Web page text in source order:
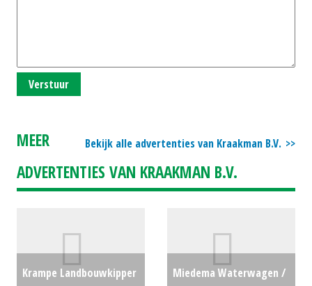
Verstuur
Bekijk alle advertenties van Kraakman B.V.
MEER
ADVERTENTIES VAN KRAAKMAN B.V.
Krampe Landbouwkipper
Miedema Waterwagen /